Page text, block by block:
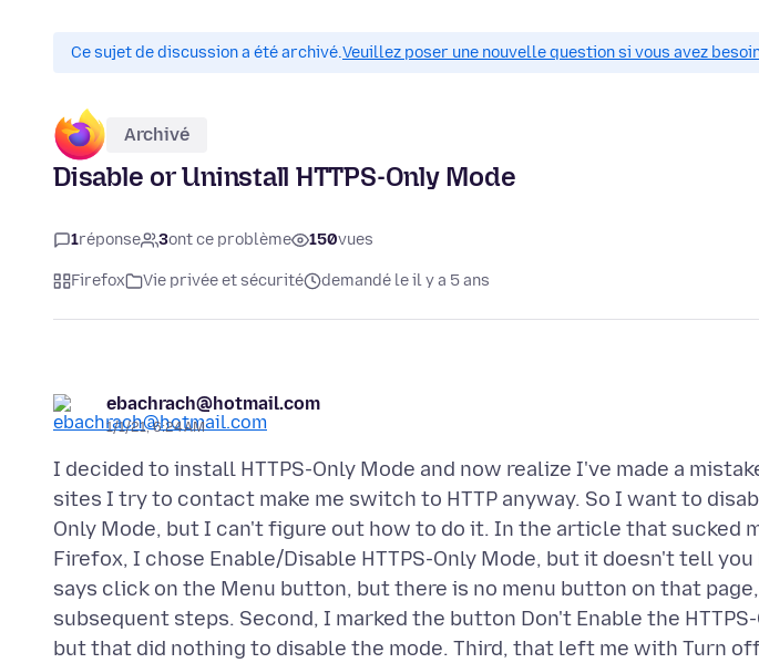
Ce sujet de discussion a été archivé.Veuillez poser une nouvelle question si vous avez besoin
Archivé
Disable or Uninstall HTTPS-Only Mode
1réponse 3ont ce problème 150vues
Firefox Vie privée et sécurité demandé le il y a 5 ans
ebachrach@hotmail.com
1/1/21, 6:24 AM
I decided to install HTTPS-Only Mode and now realize I've made a
sites I try to contact make me switch to HTTP anyway. So I want to
Only Mode, but I can't figure out how to do it. In the article that sucked
Firefox, I chose Enable/Disable HTTPS-Only Mode, but it doesn't tell
says click on the Menu button, but there is no menu button on that
subsequent steps. Second, I marked the button Don't Enable the
but that did nothing to disable the mode. Third, that left me with Turn